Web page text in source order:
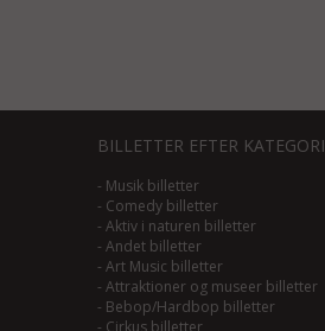
BILLETTER EFTER KATEGORI
- Musik billetter
- Comedy billetter
- Aktiv i naturen billetter
- Andet billetter
- Art Music billetter
- Attraktioner og museer billetter
- Bebop/Hardbop billetter
- Cirkus billetter